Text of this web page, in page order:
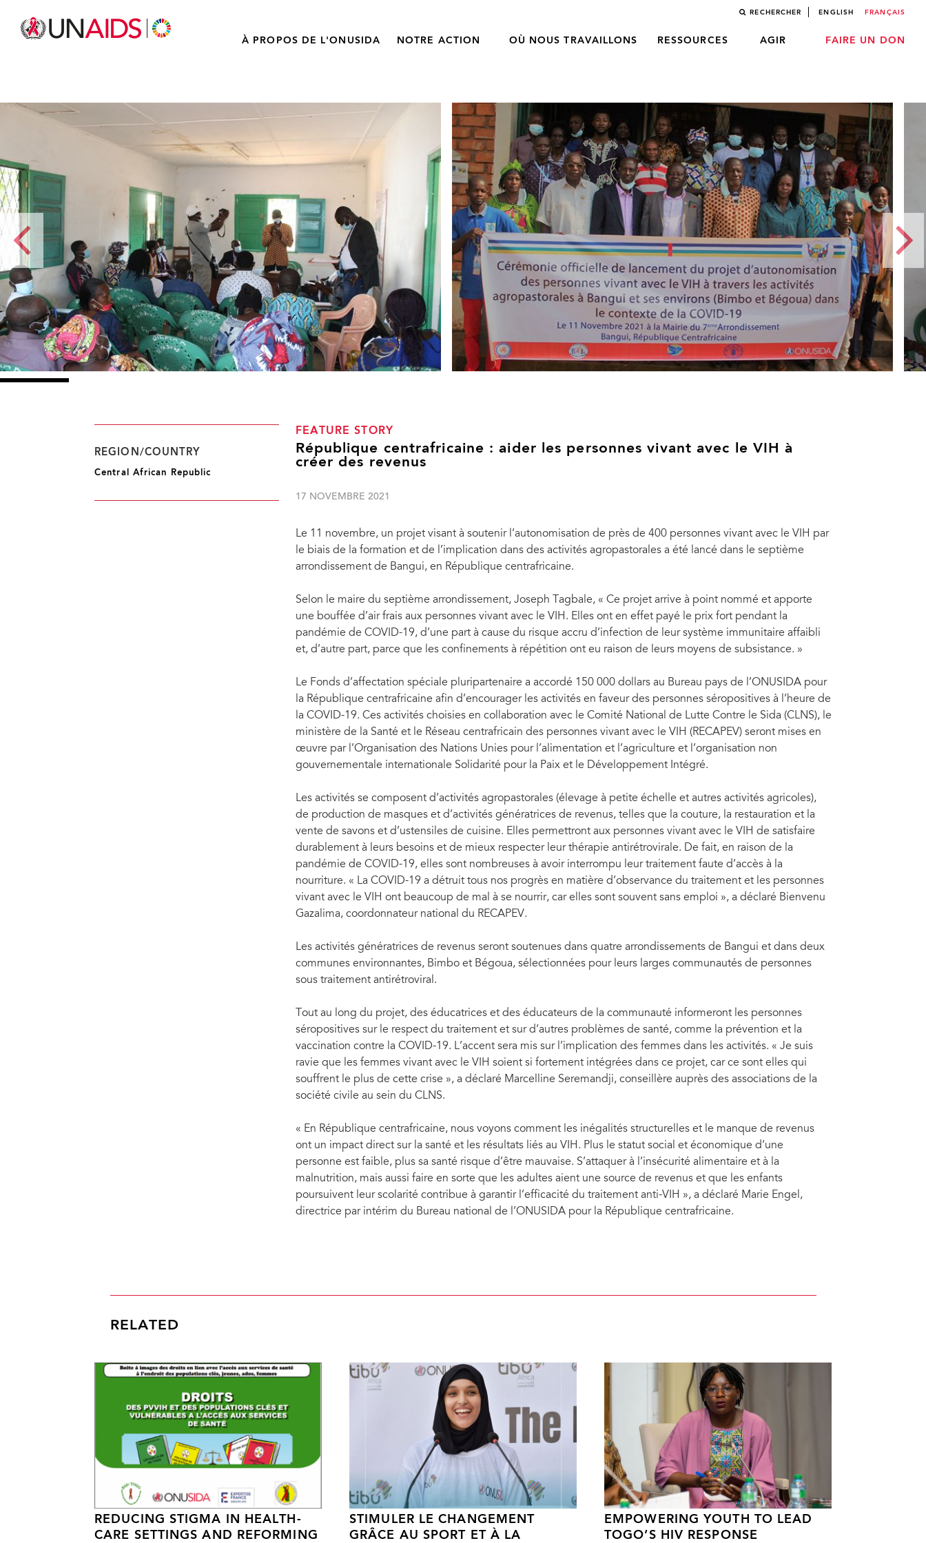
RECHERCHER ENGLISH FRANÇAIS
À PROPOS DE L'ONUSIDA NOTRE ACTION OÙ NOUS TRAVAILLONS RESSOURCES AGIR FAIRE UN DON
FEATURE STORY
République centrafricaine : aider les personnes vivant avec le VIH à
créer des revenus
17 NOVEMBRE 2021
Le 11 novembre, un projet visant à soutenir l’autonomisation de près de 400 personnes vivant avec le VIH par
le biais de la formation et de l’implication dans des activités agropastorales a été lancé dans le septième
arrondissement de Bangui, en République centrafricaine.
Selon le maire du septième arrondissement, Joseph Tagbale, « Ce projet arrive à point nommé et apporte
une bouffée d’air frais aux personnes vivant avec le VIH. Elles ont en effet payé le prix fort pendant la
pandémie de COVID-19, d’une part à cause du risque accru d’infection de leur système immunitaire affaibli
et, d’autre part, parce que les confinements à répétition ont eu raison de leurs moyens de subsistance. »
Le Fonds d’affectation spéciale pluripartenaire a accordé 150 000 dollars au Bureau pays de l’ONUSIDA pour
la République centrafricaine afin d’encourager les activités en faveur des personnes séropositives à l’heure de
la COVID-19. Ces activités choisies en collaboration avec le Comité National de Lutte Contre le Sida (CLNS), le
ministère de la Santé et le Réseau centrafricain des personnes vivant avec le VIH (RECAPEV) seront mises en
œuvre par l’Organisation des Nations Unies pour l’alimentation et l’agriculture et l’organisation non
gouvernementale internationale Solidarité pour la Paix et le Développement Intégré.
Les activités se composent d’activités agropastorales (élevage à petite échelle et autres activités agricoles),
de production de masques et d’activités génératrices de revenus, telles que la couture, la restauration et la
vente de savons et d’ustensiles de cuisine. Elles permettront aux personnes vivant avec le VIH de satisfaire
durablement à leurs besoins et de mieux respecter leur thérapie antirétrovirale. De fait, en raison de la
pandémie de COVID-19, elles sont nombreuses à avoir interrompu leur traitement faute d’accès à la
nourriture. « La COVID-19 a détruit tous nos progrès en matière d’observance du traitement et les personnes
vivant avec le VIH ont beaucoup de mal à se nourrir, car elles sont souvent sans emploi », a déclaré Bienvenu
Gazalima, coordonnateur national du RECAPEV.
Les activités génératrices de revenus seront soutenues dans quatre arrondissements de Bangui et dans deux
communes environnantes, Bimbo et Bégoua, sélectionnées pour leurs larges communautés de personnes
sous traitement antirétroviral.
Tout au long du projet, des éducatrices et des éducateurs de la communauté informeront les personnes
séropositives sur le respect du traitement et sur d’autres problèmes de santé, comme la prévention et la
vaccination contre la COVID-19. L’accent sera mis sur l’implication des femmes dans les activités. « Je suis
ravie que les femmes vivant avec le VIH soient si fortement intégrées dans ce projet, car ce sont elles qui
souffrent le plus de cette crise », a déclaré Marcelline Seremandji, conseillère auprès des associations de la
société civile au sein du CLNS.
« En République centrafricaine, nous voyons comment les inégalités structurelles et le manque de revenus
ont un impact direct sur la santé et les résultats liés au VIH. Plus le statut social et économique d’une
personne est faible, plus sa santé risque d’être mauvaise. S’attaquer à l’insécurité alimentaire et à la
malnutrition, mais aussi faire en sorte que les adultes aient une source de revenus et que les enfants
poursuivent leur scolarité contribue à garantir l’efficacité du traitement anti-VIH », a déclaré Marie Engel,
directrice par intérim du Bureau national de l’ONUSIDA pour la République centrafricaine.
REGION/COUNTRY
Central African Republic
RELATED
REDUCING STIGMA IN HEALTH-
CARE SETTINGS AND REFORMING
STIMULER LE CHANGEMENT
GRÂCE AU SPORT ET À LA
EMPOWERING YOUTH TO LEAD
TOGO’S HIV RESPONSE